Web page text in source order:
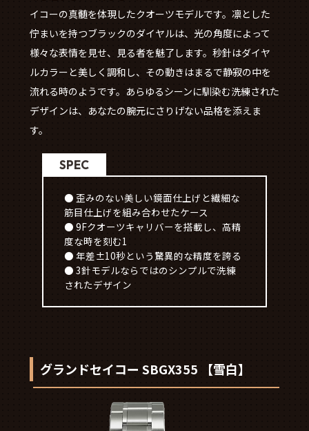
イコーの真髄を体現したクオーツモデルです。凛とした
佇まいを持つブラックのダイヤルは、光の角度によって
様々な表情を見せ、見る者を魅了します。秒針はダイヤ
ルカラーと美しく調和し、その動きはまるで静寂の中を
流れる時のようです。あらゆるシーンに馴染む洗練された
デザインは、あなたの腕元にさりげない品格を添えま
す。
SPEC
● 歪みのない美しい鏡面仕上げと繊細な
筋目仕上げを組み合わせたケース
● 9Fクオーツキャリバーを搭載し、高精
度な時を刻む1
● 年差±10秒という驚異的な精度を誇る
● 3針モデルならではのシンプルで洗練
されたデザイン
グランドセイコー SBGX355 【雪白】